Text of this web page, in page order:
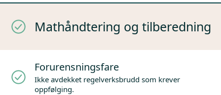
Mathåndtering og tilberedning
Forurensningsfare
Ikke avdekket regelverksbrudd som krever
oppfølging.